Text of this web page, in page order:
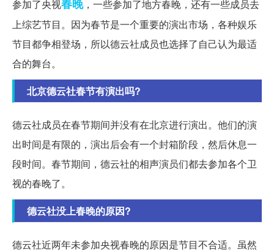
参加了央视春晚，一些参加了地方春晚，还有一些成员去
上综艺节目。因为春节是一个重要的演出市场，各种娱乐
节目都争相登场，所以德云社成员也选择了自己认为最适
合的舞台。
北京德云社春节有演出吗?
德云社成员在春节期间并没有在北京进行演出。他们的演
出时间是有限的，演出后会有一个封箱阶段，然后休息一
段时间。春节期间，德云社的相声演员们都去参加各个卫
视的春晚了。
德云社没上春晚的原因?
德云社近两年未参加央视春晚的原因是节目不合适。虽然